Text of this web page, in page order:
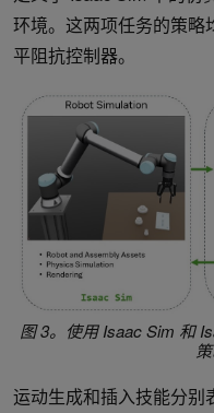
环境。这两项任务的策略
平阻抗控制器。
图 3。使用 Isaac Sim 和
运动生成和插入技能分别